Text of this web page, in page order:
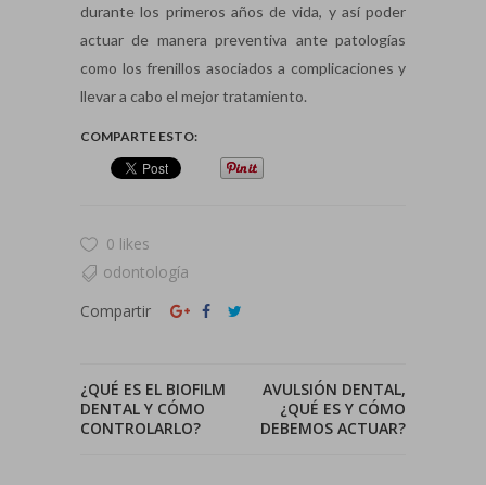
durante los primeros años de vida, y así poder
actuar de manera preventiva ante patologías
como los frenillos asociados a complicaciones y
llevar a cabo el mejor tratamiento.
COMPARTE ESTO:
0 likes
odontología
Compartir
¿QUÉ ES EL BIOFILM
DENTAL Y CÓMO
CONTROLARLO?
AVULSIÓN DENTAL,
¿QUÉ ES Y CÓMO
DEBEMOS ACTUAR?